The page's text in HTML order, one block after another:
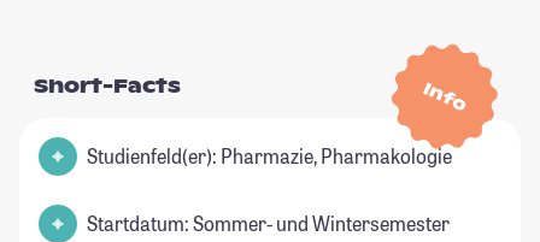
Info
Short-Facts
Studienfeld(er): Pharmazie, Pharmakologie
Startdatum: Sommer- und Wintersemester